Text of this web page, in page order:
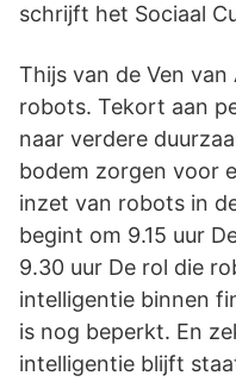
schrijft het Sociaal
Thijs van de Ven
robots. Tekort aan
naar verdere
bodem zorgen voor
inzet van robots in
begint om 9.15 uur
9.30 uur De rol die
intelligentie binnen
is nog beperkt. En
intelligentie blijft